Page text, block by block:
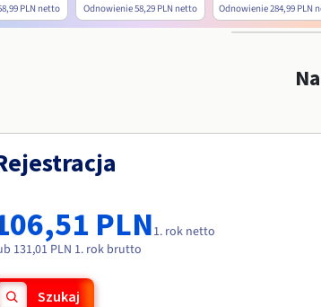
PLN netto Odnowienie58,29 PLN netto Odnowienie284,99 PLN
PLN1. rok netto
131,01 PLN 1. rok brutto
Szukaj